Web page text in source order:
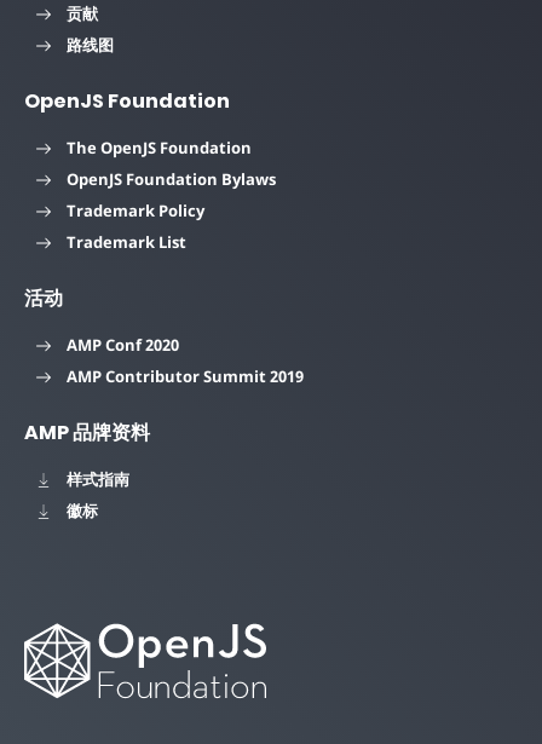
贡献
路线图
OpenJS Foundation
The OpenJS Foundation
OpenJS Foundation Bylaws
Trademark Policy
Trademark List
活动
AMP Conf 2020
AMP Contributor Summit 2019
AMP 品牌资料
样式指南
徽标